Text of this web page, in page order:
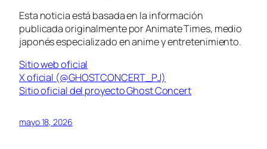
Esta noticia está basada en la información
publicada originalmente por Animate Times, medio
japonés especializado en anime y entretenimiento.
Sitio web oficial
X oficial (@GHOSTCONCERT_PJ)
Sitio oficial del proyecto Ghost Concert
mayo 18, 2026